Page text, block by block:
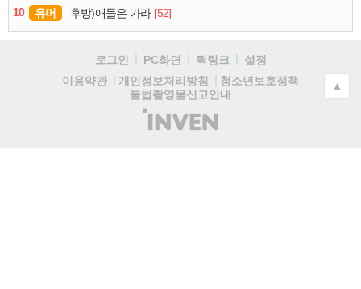
10
유머 후방)애들은 가라 [52]
로그인 PC화면 퀵링크
설정
이용약관
개인정보처리방침
청소년보호정책
불법촬영물신고안내
(주)
인
▲